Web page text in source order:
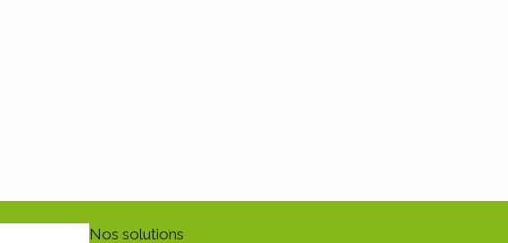
Nos solutions